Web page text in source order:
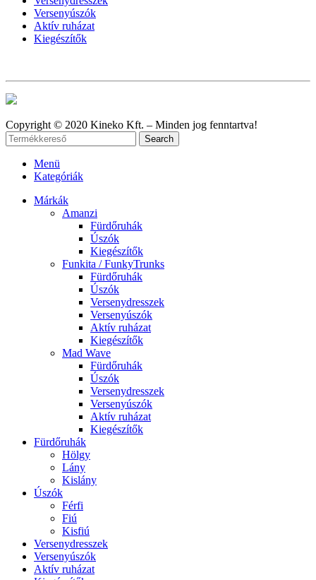
Versenyúszók
Aktív ruházat
Kiegészítők
Copyright © 2020 Kineko Kft. – Minden jog fenntartva!
Search
Menü
Kategóriák
Márkák
Amanzi
Fürdőruhák
Úszók
Kiegészítők
Funkita / FunkyTrunks
Fürdőruhák
Úszók
Versenydresszek
Versenyúszók
Aktív ruházat
Kiegészítők
Mad Wave
Fürdőruhák
Úszók
Versenydresszek
Versenyúszók
Aktív ruházat
Kiegészítők
Fürdőruhák
Hölgy
Lány
Kislány
Úszók
Férfi
Fiú
Kisfiú
Versenydresszek
Versenyúszók
Aktív ruházat